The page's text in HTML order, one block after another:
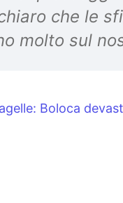
che le
molto sul
Boloca